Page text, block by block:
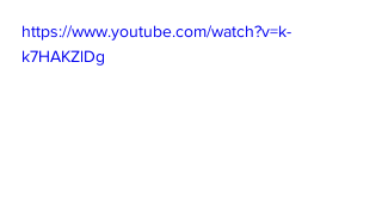
https://www.youtube.com/watch?v=k-
k7HAKZlDg